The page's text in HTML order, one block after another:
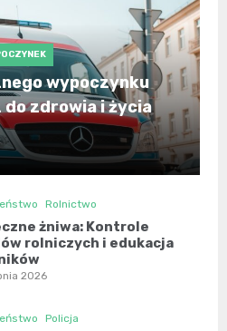
wypoczynku
do zdrowia i życia
Rolnictwo
żniwa: Kontrole
rolniczych i edukacja
2026
Policja